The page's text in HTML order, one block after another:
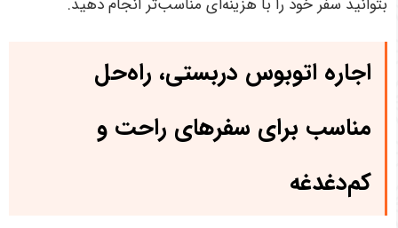
بتوانید سفر خود را با هزینه‌ای مناسب‌تر انجام دهید.
اجاره اتوبوس دربستی، راه‌حل
مناسب برای سفرهای راحت و
کم‌دغدغه